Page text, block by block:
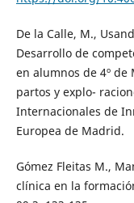
De la Calle, M.,
Desarrollo de
en alumnos de 4º
partos y explo-
Internacionales de
Europea de Madrid.
Gómez Fleitas M.,
clínica en la